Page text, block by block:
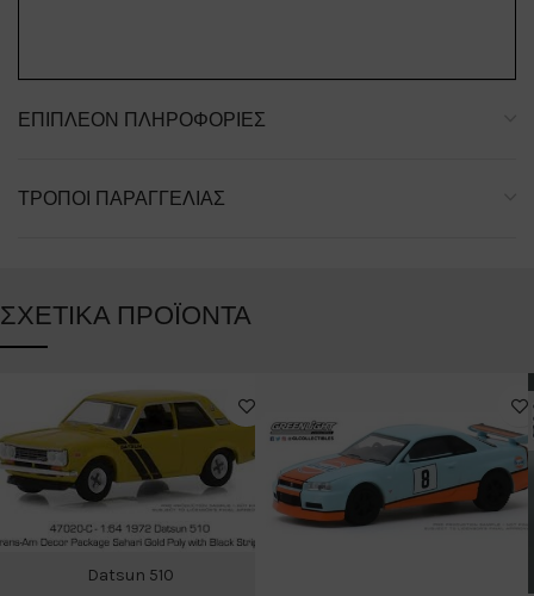
ΕΠΙΠΛΈΟΝ ΠΛΗΡΟΦΟΡΊΕΣ
ΤΡΌΠΟΙ ΠΑΡΑΓΓΕΛΊΑΣ
ΣΧΕΤΙΚΆ ΠΡΟΪΌΝΤΑ
Datsun 510